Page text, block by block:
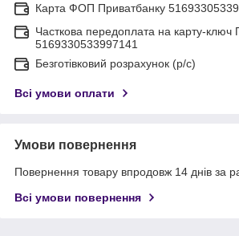
Карта ФОП Приватбанку
Часткова передоплата на карту-ключ
5169330533997141
Безготівковий розрахунок (р/с)
Всі умови оплати
Умови повернення
Повернення товару впродовж 14 днів за
Всі умови повернення